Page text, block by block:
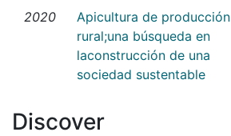
2020
Apicultura de producción
rural;una búsqueda en
laconstrucción de una
sociedad sustentable
Discover